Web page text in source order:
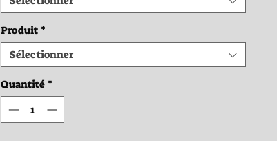
Produit *
Sélectionner
Quantité *